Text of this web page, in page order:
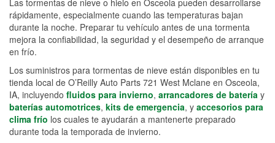
Las tormentas de nieve o hielo en Osceola pueden desarrollarse
rápidamente, especialmente cuando las temperaturas bajan
durante la noche. Preparar tu vehículo antes de una tormenta
mejora la confiabilidad, la seguridad y el desempeño de arranque
en frío.
Los suministros para tormentas de nieve están disponibles en tu
tienda local de O’Reilly Auto Parts 721 West Mclane en Osceola,
IA, incluyendo fluidos para invierno, arrancadores de batería y
baterías automotrices, kits de emergencia, y accesorios para
clima frío los cuales te ayudarán a mantenerte preparado
durante toda la temporada de invierno.